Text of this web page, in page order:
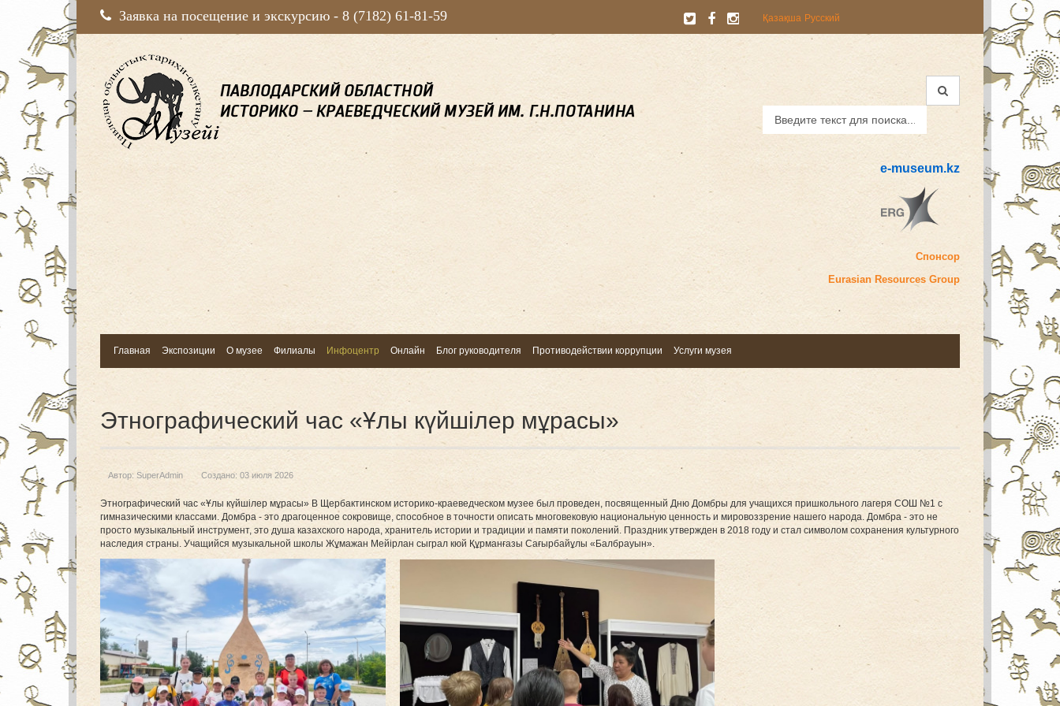
Заявка на посещение и экскурсию - 8 (7182) 61-81-59 Қазақша Русский
e-museum.kz
Спонсор
Eurasian Resources Group
Главная Экспозиции О музее Филиалы Инфоцентр Онлайн Блог руководителя Противодействии коррупции Услуги музея
Этнографический час «Ұлы күйшілер мұрасы»
Автор: SuperAdmin Создано: 03 июля 2026
Этнографический час «Ұлы күйшілер мұрасы» В Щербактинском историко-краеведческом музее был проведен, посвященный Дню Домбры для учащихся пришкольного лагеря СОШ №1 с
гимназическими классами. Домбра - это драгоценное сокровище, способное в точности описать многовековую национальную ценность и мировоззрение нашего народа. Домбра - это не
просто музыкальный инструмент, это душа казахского народа, хранитель истории и традиции и памяти поколений. Праздник утвержден в 2018 году и стал символом сохранения культурного
наследия страны. Учащийся музыкальной школы Жұмажан Мейірлан сыграл кюй Құрманғазы Сағырбайұлы «Балбрауын».